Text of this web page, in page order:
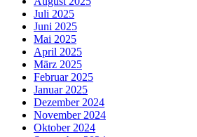
Juli 2025
Juni 2025
Mai 2025
April 2025
März 2025
Februar 2025
Januar 2025
Dezember 2024
November 2024
Oktober 2024